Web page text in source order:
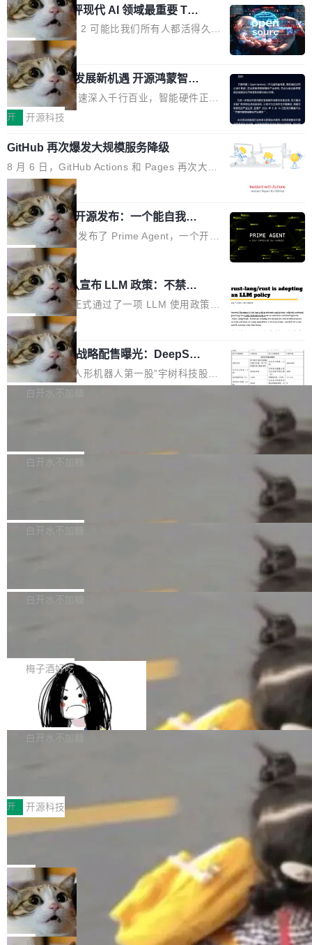
功率段机身尺寸十分紧凑的1600W电源产品。小
巧机身有效提升市面主流标准A...
业化营销服务的需求从未如此迫切。 但市场扩容
的同时,服务商的竞争逻辑正在改变。2026年Top
Agency年度合辑的观察指出,“产品”这个离消费
者最近的载体,在整个品牌营销层面的权重显著变
高了。全域营销服务商的竞争正在从规模转向深
度,案例厚度、全域覆盖、多线协同...
n 这条推文引发了广泛讨论。他不是在说风凉
话，他是说出了一个圈内人尽皆知但很少公开捅
破的事实。 Jordan 随后补充了一句软化声明：
「我不认为这些会议上大部分论文都在过度宣传
或造假。问题是，作为读者，如果你筛选出那些
看起来最令人兴奋的论文，那它们大部分都是过
度宣传的。」 这才是真正的痛点。不是所有论文
都有问题，是最吸引眼球的那批论文最有问题。
他引用的帖子来自 Mathew Shen，一位 ICLR 2
026 的读者：「看了篇 ...
xAI 前工程师评现代 AI 领域最重要 Top
3 开源项目
Flash Attention 2 可能比我们所有人都活得久。
这句话不是来自某个技术博客，而是出自 Hieu
Pham 的一条推文。Hieu Pham 是谁？他是 xAI
的早期工程师之一，在 Grok 训练基础设施团队
工作过。近日他在 X 上发了一条帖子，列出了他
认为现代 AI 领域最重要的三个开源项目。 第一
理由很具体。FA 系列不需要解释，但 FA2 是他
认为最重要的一个——复杂度恰到好处，刚好能
驱动你去学 CuTe，但还没被那些"邪恶的" Hopp
er++ 优化所淹没，足够容易修改和适配。 更关
键的是 FA2 的持久性...
局
共商智能硬件发展新机遇 开源鸿蒙智能
硬件开发者日杭州站即将举行
随着万物智联加速深入千行百业，智能硬件正从
单点设备迈向智能化、网联化、协同化发展。作
鸿蒙通过统一技术底座和分布式能力，为不同类
型智能设备的开发、连接与互联提供关键支撑，
也为产业链企业探索产品创新与商业增长打开新
的空间。 8月14日，开源鸿蒙智能硬件开发者日
（OHDD：OpenHarmony Hardware Develope
r Day）将在杭州启航。活动面向智能硬件产业
链企业和开发者，邀请行业专家与资深技术顾
问，围绕开源鸿蒙技术能力、设备适配、芯片适
配、功耗与稳定性调优、兼容性测评及统一互联
等内容展开系统讲解和实战交流，帮助企业进一
步了解开源鸿蒙在智能...
开 开源科技
GitHub 再次爆发大规模服务降级
8 月 6 日，GitHub Actions 和 Pages 再次大规
模服务降级，Actions 完全不可用超过 5 小时，
webhook 停发，连自托管 runner 也因调度层故
障无法工作。Pages、Copilot code review、C
opilot coding agent 全部受影响。从检测到完全
恢复，大约 12 小时。 这是 2026 年 8 月的第六
起事故，其中四起与 AI/Copilot 服务相关。 Git
Hub 员工 kdaigle 在 HN 讨论中贴出了一组数
据：2025 年全年 10 亿次 commit。现在，每周
2.75 亿次，全年预计 140 亿次。GitHub...
局
Prime Agent 开源发布：一个能自我改
进的编程 Agent，ARC-AGI 3 超越人类
专家基线
Prime Intellect 发布了 Prime Agent，一个开源
的编程 Agent Harness，核心设计围绕两个抽
象：Recursive Language Model（RLM）和 C
ontinual Harness。在 ARC-AGI 3 基准测试
上，Prime Agent + Opus 5 的组合达到了 95.
5% RHAE Best@1，超过了 ARC 报告的人类专
家基线 95.4%。 不是又一个 coding agent 包装
器 Prime Agent 的架构和市面上大多数 coding
agent 有本质区别。大多数 agent harness 的设
计是基于早期模型的能力—...
局
Rust 项目团队宣布 LLM 政策：不禁
止，但你要承认哪些代码不是你写的
Rust 语言项目正式通过了一项 LLM 使用政策，
覆盖 rust-lang/rust 单一仓库的代码贡献。这不
是项目级别的官方立场，目前由五个团队采纳，
但它可能是主流开源项目中关于 AI 辅助贡献最
细致的一份规则。 政策的核心只有一句话：LLM
可以用来分析、提炼、审阅、建议，但不能用来
不得生成涉及安全性的关键变更，除非作者本身
局
宇树科技 IPO 战略配售曝光：DeepSe
ek 获配 93.3 万股，锁定 36 个月
8月6日晚间，“人形机器人第一股”宇树科技股份
有限公司披露IPO发行价格及战略配售结果，杭
36个月。 公告显示，本次宇树科技战略配售对
员工参与设立的专项资产管理计划。其中，Dee
获配9...
白开水不加糖
Bug fixes and enhancements 修复多次传递同
一个回归问题，该问题导致拉取镜像时会拒绝包
题，该问题可能导致在旧版 Linux 内核...
白开水不加糖
e 孵化器项目管理委员会（IPMC）投票中获得
P）！这一里程碑不仅标志着 Fluss 迈入新的发
白开水不加糖
长期停止内容更新，未能实现其作为“AI版维基百
提交的编辑请求也长期处于待处理状态。 Groki
pedia 于去年底上线，定位为由人工智能生成内
容的百科平台，被马斯克视为传统众包百科网站
维基百科的替代方案。Lawfare 调查发现，无论
热门页面还是低关注度页面，均未出现近期更
白开水不加糖
是这样的：配 MessageSource 的 Bean、写 R
eloadableResourceBundleMessageSource、
声明 LocaleResolver、注册 LocaleChangeInt
erceptor…五六步之后才能看到第一行翻译文
本。 Solon 换了个方式。整个 i18n 模块围绕三
梅子酒好吃
Apache Doris 4.1 全面增强 Iceberg：
支持 UPDATE、MERGE INTO 与 Iceb
erg V3
Apache Doris 4.1 要补齐的，正是缺失的那一
半。在已有查询能力的基础上，Doris 进一步支
常维护操作，并完整支持 Iceberg V3 格式。
白开水不加糖
村国家自主创新示范区会议中心开幕。本届大会
由中关村智联软件服务业质量创新联盟主办，以
“智构可信·质创未来——AI原生时代的质量新范
式”为主题，直面AI从实验室走向规模化产业落地
的核心质量命题。会上，《2026智能研发生产力
工具选型手册》发布，Testin云测的Testin XAge
nt智能测试系统入选AI测试领域代表产品。对CI
O而言，这提示了一个转变：AI测试正在从效率
工具升级为企业的质量基础设施。 CIO面对的新
开 开源科技
让非法状态不可表示：一篇关于 ADT
有一种东西，一旦用过就回不去了。Alex Fedos
eev 管它叫"软件设计的基石"。 他说的东西不新
鲜——代数数据类型（ADT），尤其是和类型
（sum type）。但他说清楚了一件事：这不是类
型系统的学术体操，是日常编码的思维方式。 文
章从一个简单的例子切入。一个网站的深色主题
局
Cloudflare 开源内部企业 AI 平台 Clou
dflare OS
Cloudflare 发布了一个开源项目 Cloudflare O
S。如果你只看官方博客，你会觉得这是又一